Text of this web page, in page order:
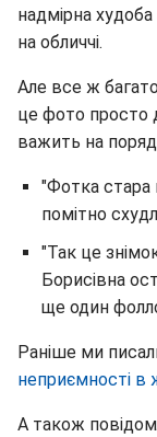
надмірна худоба
на обличчі.
Але все ж
це фото просто
важить на
"Фотка стара
помітно
"Так це
Борисівна
ще один
Раніше ми
неприємності в
А також